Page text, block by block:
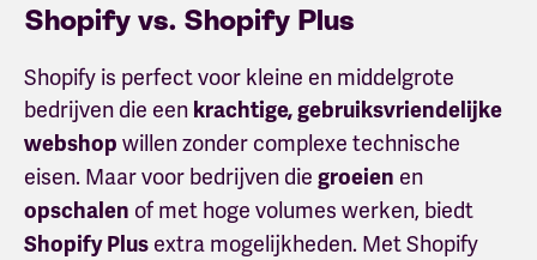
Shopify vs. Shopify Plus
Shopify is perfect voor kleine en middelgrote
bedrijven die een krachtige, gebruiksvriendelijke
webshop willen zonder complexe technische
eisen. Maar voor bedrijven die groeien en
opschalen of met hoge volumes werken, biedt
Shopify Plus extra mogelijkheden. Met Shopify